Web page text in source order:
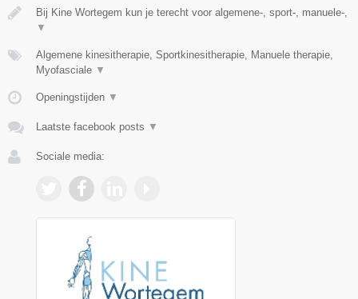
Bij Kine Wortegem kun je terecht voor algemene-, sport-, manuele-,
▼
Algemene kinesitherapie, Sportkinesitherapie, Manuele therapie,
Myofasciale ▼
Openingstijden ▼
Laatste facebook posts ▼
Sociale media: